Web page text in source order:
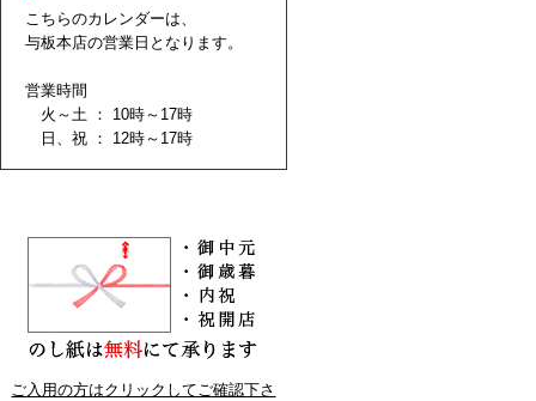
こちらのカレンダーは、
与板本店の営業日となります。
営業時間
火～土 ： 10時～17時
日、祝 ： 12時～17時
ご入用の方はクリックしてご確認下さ